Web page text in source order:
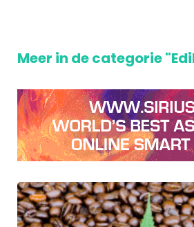
Meer in de categorie